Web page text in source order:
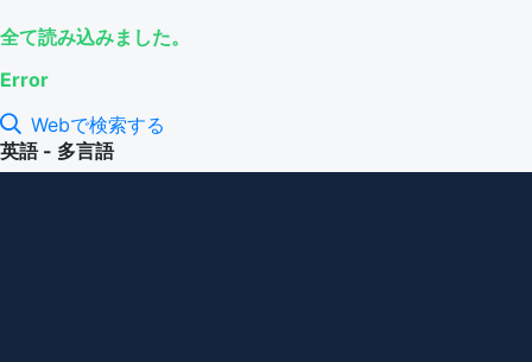
全て読み込みました。
Error
Webで検索する
英語 - 多言語